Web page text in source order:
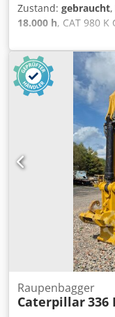
Zustand: gebraucht
18.000 h, CAT 980 K
Importiert /
Std.
Steuerung *
Hydraulikleitungen
Rückfahrkamera
DEUTSCH,
DEUTSCH,
RUMÄNISCH (Wir
Export,
RADEK – : 0031
Raupenbagger
Caterpillar336